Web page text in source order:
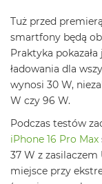
M
c
B
o
o
k
A
i
r
8
G
B
Tuż przed
smartfony będą
Praktyka
ładowania dla
wynosi 30 W,
W czy 96 W.
Podczas testów
iPhone 16 Pro Max
37 W z zasilaczem
miejsce przy